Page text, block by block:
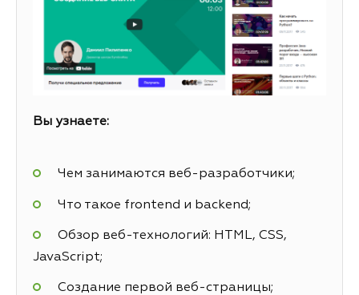
Вы узнаете:
Чем занимаются веб-разработчики;
Что такое frontend и backend;
Обзор веб-технологий: HTML, CSS,
JavaScript;
Создание первой веб-страницы;